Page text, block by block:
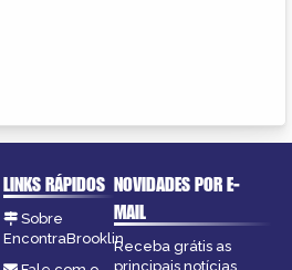
LINKS RÁPIDOS
Sobre
EncontraBrooklin
NOVIDADES POR E-
MAIL
Receba grátis as
principais notícias,